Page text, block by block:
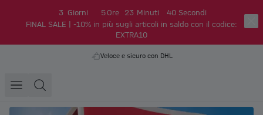
3 Giorni 5 Ore 23 Minuti 39 Secondi
FINAL SALE | -10% in più sugli articoli in saldo con il codice:
EXTRA10
Veloce e sicuro con DHL